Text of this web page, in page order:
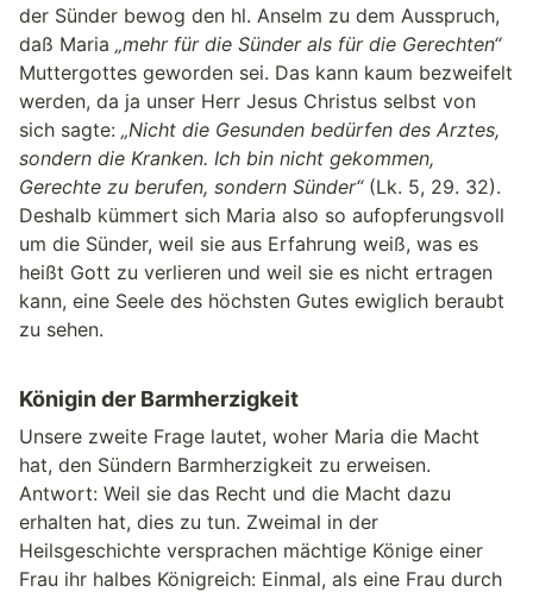
der Sünder bewog den hl. Anselm zu dem Ausspruch,
daß Maria „mehr für die Sünder als für die Gerechten“
Muttergottes geworden sei. Das kann kaum bezweifelt
werden, da ja unser Herr Jesus Christus selbst von
sich sagte: „Nicht die Gesunden bedürfen des Arztes,
sondern die Kranken. Ich bin nicht gekommen,
Gerechte zu berufen, sondern Sünder“(Lk. 5, 29. 32).
Deshalb kümmert sich Maria also so aufopferungsvoll
um die Sünder, weil sie aus Erfahrung weiß, was es
heißt Gott zu verlieren und weil sie es nicht ertragen
kann, eine Seele des höchsten Gutes ewiglich beraubt
zu sehen.
Königin der Barmherzigkeit
Unsere zweite Frage lautet, woher Maria die Macht
hat, den Sündern Barmherzigkeit zu erweisen.
Antwort: Weil sie das Recht und die Macht dazu
erhalten hat, dies zu tun. Zweimal in der
Heilsgeschichte versprachen mächtige Könige einer
Frau ihr halbes Königreich: Einmal, als eine Frau durch